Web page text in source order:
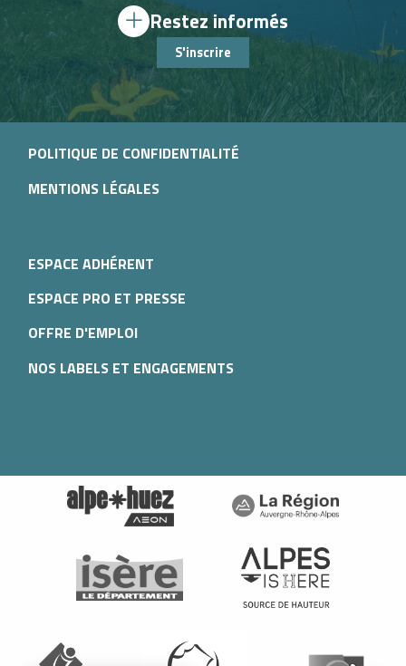
Prestations
Tarifs
Restez informés
S'inscrire
POLITIQUE DE CONFIDENTIALITÉ
MENTIONS LÉGALES
ESPACE ADHÉRENT
ESPACE PRO ET PRESSE
OFFRE D'EMPLOI
NOS LABELS ET ENGAGEMENTS